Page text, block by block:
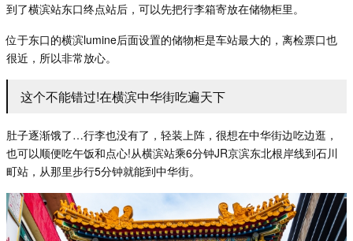
到了横滨站东口终点站后，可以先把行李箱寄放在储物柜里。
位于东口的横滨lumine后面设置的储物柜是车站最大的，离检票口也
很近，所以非常放心。
这个不能错过!在横滨中华街吃遍天下
肚子逐渐饿了…行李也没有了，轻装上阵，很想在中华街边吃边逛，
也可以顺便吃午饭和点心!从横滨站乘6分钟JR京滨东北根岸线到石川
町站，从那里步行5分钟就能到中华街。